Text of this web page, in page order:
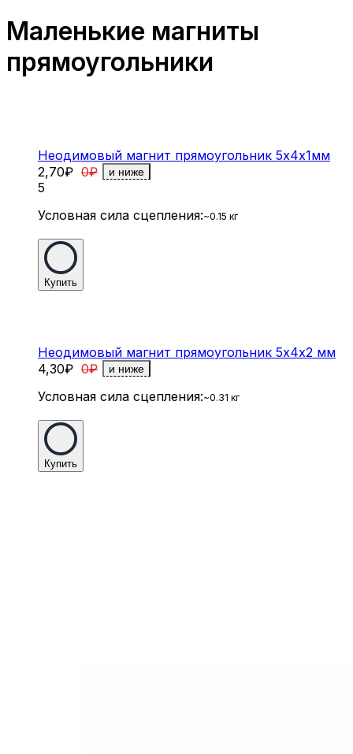
Маленькие магниты
прямоугольники
Неодимовый магнит прямоугольник 5х4х1мм
2,70₽ 0₽ и ниже
5
Условная сила сцепления:~0.15 кг
Купить
Неодимовый магнит прямоугольник 5х4х2 мм
4,30₽ 0₽ и ниже
Условная сила сцепления:~0.31 кг
Купить